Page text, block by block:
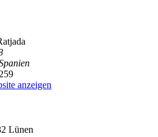
anzeigen
Lünen